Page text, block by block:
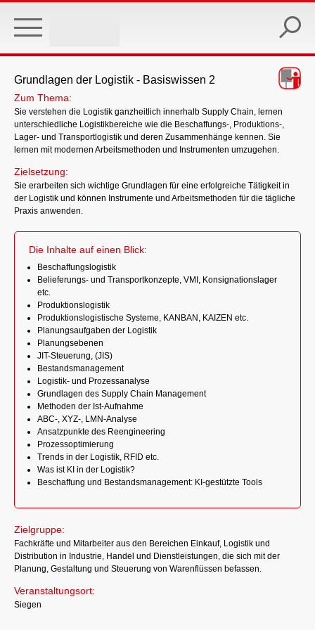
main
Grundlagen der Logistik - Basiswissen 2
Zum Thema:
Sie verstehen die Logistik ganzheitlich innerhalb Supply Chain, lernen
unterschiedliche Logistikbereiche wie die Beschaffungs-, Produktions-,
Lager- und Transportlogistik und deren Zusammenhänge kennen. Sie
lernen mit modernen Arbeitsmethoden und Instrumenten umzugehen.
Zielsetzung:
Sie erarbeiten sich wichtige Grundlagen für eine erfolgreiche Tätigkeit in
der Logistik und können Instrumente und Arbeitsmethoden für die tägliche
Praxis anwenden.
Die Inhalte auf einen Blick:
Beschaffungslogistik
Belieferungs- und Transportkonzepte, VMI, Konsignationslager
etc.
Produktionslogistik
Produktionslogistische Systeme, KANBAN, KAIZEN etc.
Planungsaufgaben der Logistik
Planungsebenen
JIT-Steuerung, (JIS)
Bestandsmanagement
Logistik- und Prozessanalyse
Grundlagen des Supply Chain Management
Methoden der Ist-Aufnahme
ABC-, XYZ-, LMN-Analyse
Ansatzpunkte des Reengineering
Prozessoptimierung
Trends in der Logistik, RFID etc.
Was ist KI in der Logistik?
Beschaffung und Bestandsmanagement: KI-gestützte Tools
Zielgruppe:
Fachkräfte und Mitarbeiter aus den Bereichen Einkauf, Logistik und
Distribution in Industrie, Handel und Dienstleistungen, die sich mit der
Planung, Gestaltung und Steuerung von Warenflüssen befassen.
Veranstaltungsort:
Siegen